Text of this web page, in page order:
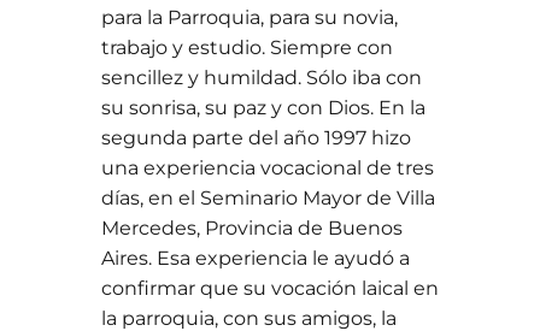
para la Parroquia, para su novia,
trabajo y estudio. Siempre con
sencillez y humildad. Sólo iba con
su sonrisa, su paz y con Dios. En la
segunda parte del año 1997 hizo
una experiencia vocacional de tres
días, en el Seminario Mayor de Villa
Mercedes, Provincia de Buenos
Aires. Esa experiencia le ayudó a
confirmar que su vocación laical en
la parroquia, con sus amigos, la